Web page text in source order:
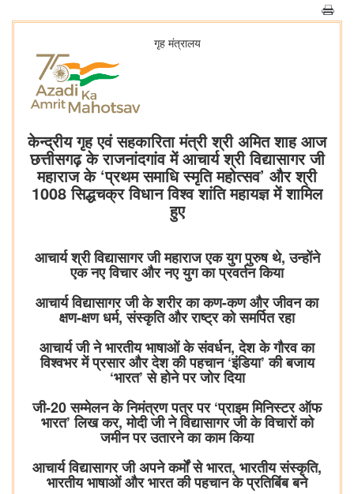
गृह मंत्रालय
केन्द्रीय गृह एवं सहकारिता मंत्री श्री अमित शाह आज
छत्तीसगढ़ के राजनांदगांव में आचार्य श्री विद्यासागर जी
महाराज के ‘प्रथम समाधि स्मृति महोत्सव’ और श्री
1008 सिद्धचक्र विधान विश्व शांति महायज्ञ में शामिल
हुए
आचार्य श्री विद्यासागर जी महाराज एक युग पुरुष थे, उन्होंने
एक नए विचार और नए युग का प्रवर्तन किया
आचार्य विद्यासागर जी के शरीर का कण-कण और जीवन का
क्षण-क्षण धर्म, संस्कृति और राष्ट्र को समर्पित रहा
आचार्य जी ने भारतीय भाषाओं के संवर्धन, देश के गौरव का
विश्वभर में प्रसार और देश की पहचान ‘इंडिया’ की बजाय
‘भारत’ से होने पर जोर दिया
जी-20 सम्मेलन के निमंत्रण पत्र पर ‘प्राइम मिनिस्टर ऑफ
भारत’ लिख कर, मोदी जी ने विद्यासागर जी के विचारों को
जमीन पर उतारने का काम किया
आचार्य विद्यासागर जी अपने कर्मों से भारत, भारतीय संस्कृति,
भारतीय भाषाओं और भारत की पहचान के प्रतिबिंब बने